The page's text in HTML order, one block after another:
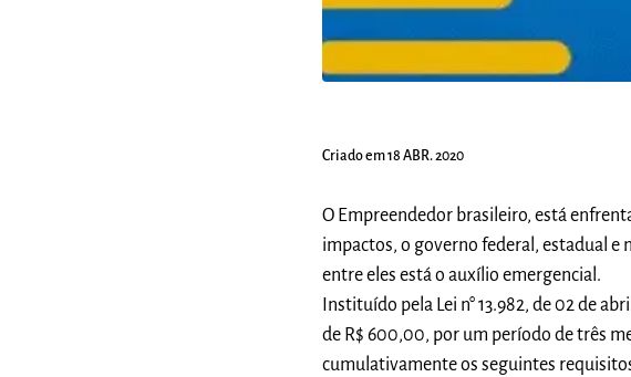
Criado em 18 ABR. 2020
O Empreendedor brasileiro, está
impactos, o governo federal, estadual
entre eles está o auxílio emergencial.
Instituído pela Lei n° 13.982, de 02 de
de R$ 600,00, por um período de três
cumulativamente os seguintes